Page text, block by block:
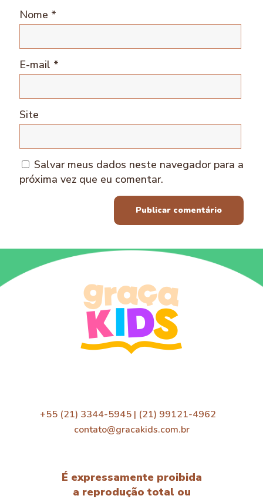
Nome *
E-mail *
Site
Salvar meus dados neste navegador para a
próxima vez que eu comentar.
+55 (21) 3344-5945 | (21) 99121-4962
contato@gracakids.com.br
É expressamente proibida
a reprodução total ou